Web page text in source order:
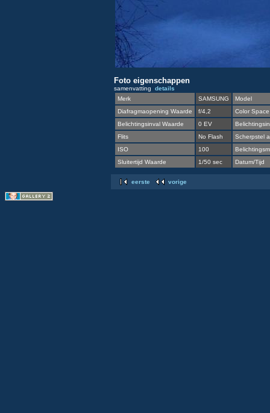
Foto eigenschappen
samenvatting details
Merk
SAMSUNG
Model
Diafragmaopening Waarde
f/4,2
Color Space
Belichtingsinval Waarde
0 EV
Flits
No Flash
Scherpstel
ISO
100
Sluitertijd Waarde
1/50 sec Datum/Tijd
eerste vorige